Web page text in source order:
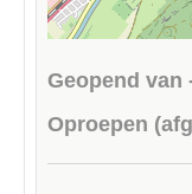
Geopend van
Oproepen